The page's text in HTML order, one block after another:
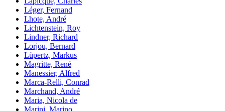
Léger, Fernand
Lhote, André
Lichtenstein, Roy
Lindner, Richard
Lorjou, Bernard
Lüpertz, Markus
Magritte, René
Manessier, Alfred
Marca-Relli, Conrad
Marchand, André
Maria, Nicola de
Marini, Marino